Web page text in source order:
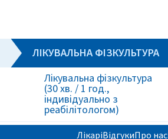
ЛІКУВАЛЬНА ФІЗКУЛЬТУРА
Лікувальна фізкультура
(30 хв. / 1 год.,
індивідуально з
реабілітологом)
ЛікаріВідгукиПро нас